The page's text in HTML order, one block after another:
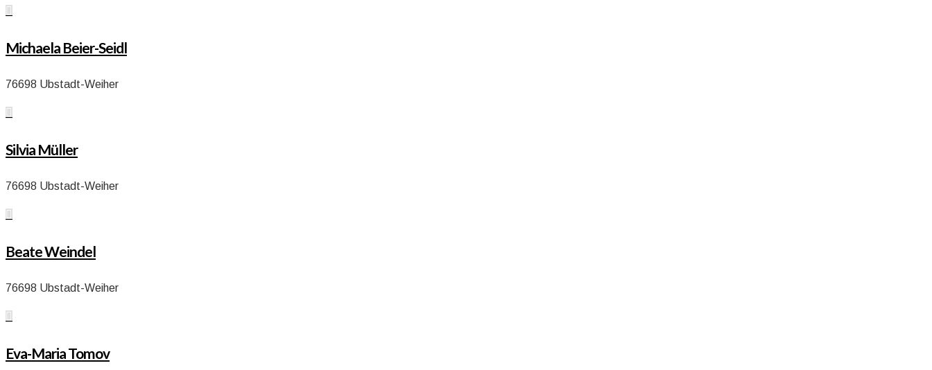

Michaela Beier-Seidl
76698 Ubstadt-Weiher

Silvia Müller
76698 Ubstadt-Weiher

Beate Weindel
76698 Ubstadt-Weiher

Eva-Maria Tomov